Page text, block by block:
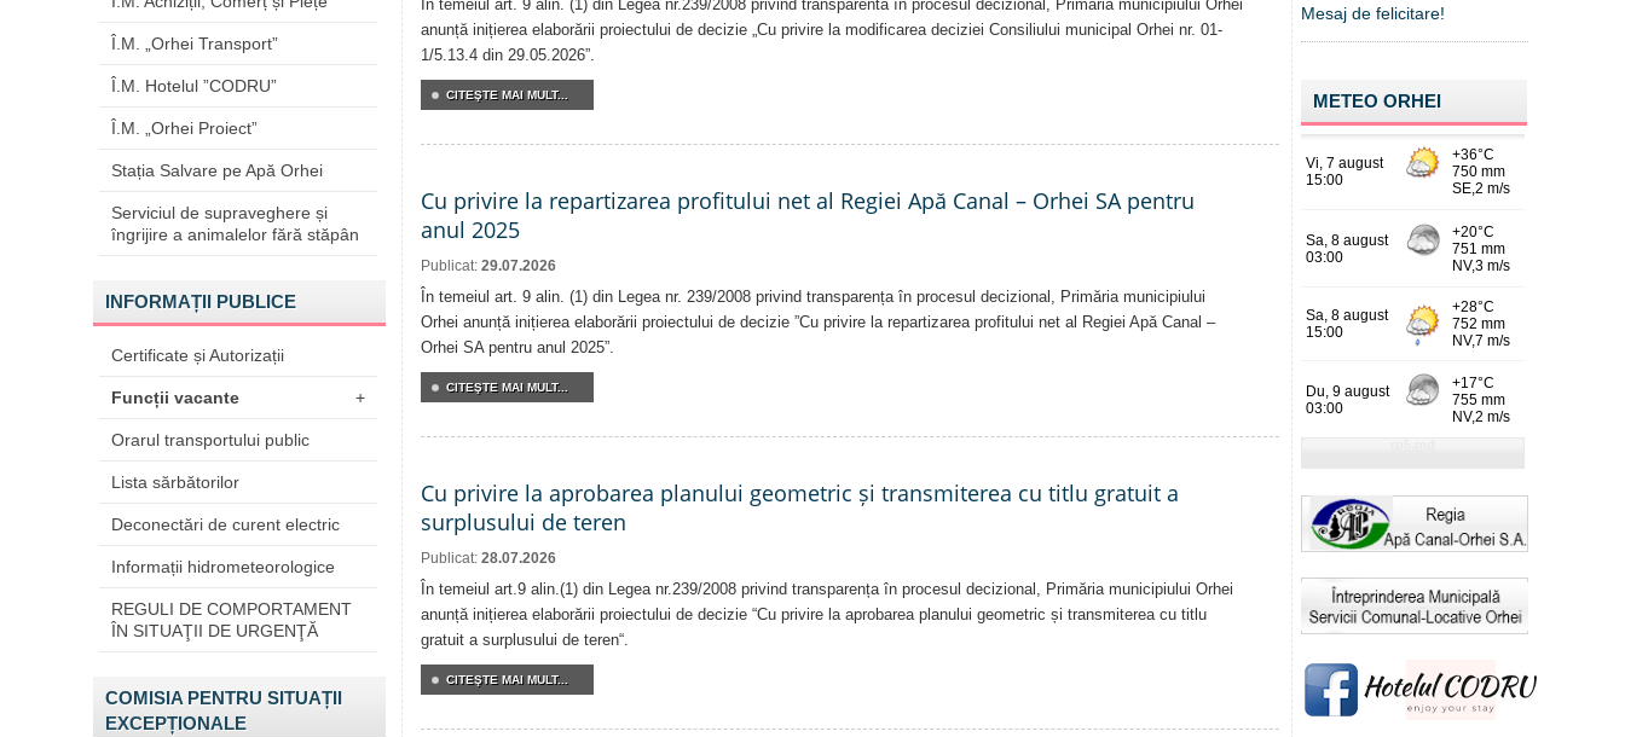
Î.M. „Orhei Transport”
Î.M. Hotelul ”CODRU”
Î.M. „Orhei Proiect”
Stația Salvare pe Apă Orhei
Serviciul de supraveghere și
îngrijire a animalelor fără stăpân
INFORMAȚII PUBLICE
Certificate și Autorizații
Funcții vacante +
Orarul transportului public
Lista sărbătorilor
Deconectări de curent electric
Informații hidrometeorologice
REGULI DE COMPORTAMENT
ÎN SITUAŢII DE URGENŢĂ
COMISIA PENTRU SITUAȚII
EXCEPȚIONALE
În temeiul art. 9 alin. (1) din Legea nr.239/2008 privind transparenta în procesul decizional, Primăria municipiului Orhei
anunță inițierea elaborării proiectului de decizie „Cu privire la modificarea deciziei Consiliului municipal Orhei nr. 01-
1/5.13.4 din 29.05.2026”.
CITEŞTE MAI MULT...
Cu privire la repartizarea profitului net al Regiei Apă Canal – Orhei SA pentru
anul 2025
Publicat: 29.07.2026
În temeiul art. 9 alin. (1) din Legea nr. 239/2008 privind transparența în procesul decizional, Primăria municipiului
Orhei anunță inițierea elaborării proiectului de decizie ”Cu privire la repartizarea profitului net al Regiei Apă Canal –
Orhei SA pentru anul 2025”.
CITEŞTE MAI MULT...
Cu privire la aprobarea planului geometric și transmiterea cu titlu gratuit a
surplusului de teren
Publicat: 28.07.2026
În temeiul art.9 alin.(1) din Legea nr.239/2008 privind transparența în procesul decizional, Primăria municipiului Orhei
anunță inițierea elaborării proiectului de decizie “Cu privire la aprobarea planului geometric și transmiterea cu titlu
gratuit a surplusului de teren“.
CITEŞTE MAI MULT...
Mesaj de felicitare!
METEO ORHEI